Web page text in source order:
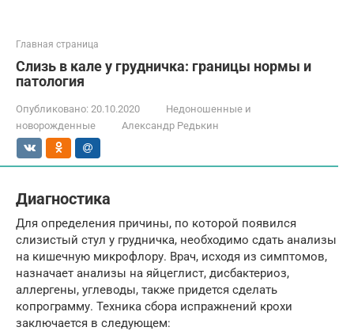
Главная страница
Слизь в кале у грудничка: границы нормы и
патология
Опубликовано: 20.10.2020
Недоношенные и
новорожденные
Александр Редькин
Диагностика
Для определения причины, по которой появился
слизистый стул у грудничка, необходимо сдать анализы
на кишечную микрофлору. Врач, исходя из симптомов,
назначает анализы на яйцеглист, дисбактериоз,
аллергены, углеводы, также придется сделать
копрограмму. Техника сбора испражнений крохи
заключается в следующем: